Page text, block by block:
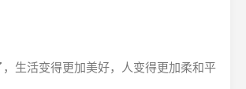
生活变得更加美好，人变得更加柔和平